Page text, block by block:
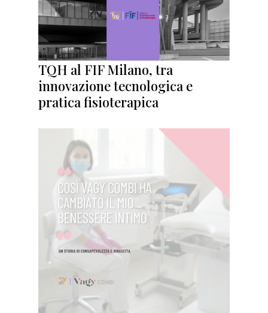
TQH al FIF Milano, tra
innovazione tecnologica e
pratica fisioterapica